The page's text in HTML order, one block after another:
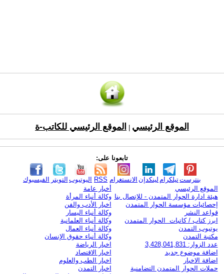
الموقع الرئيسي الموقع الرئيسي للكاتب-ة
تابعونا على:
الفيسبوك التويتر اليوتيوب RSS الانستغرام لينكدإن تيلكرامبنترست
الموقع الرئيسي
هيئة ادارة الحوار المتمدن - للإتصال بنا
إحصائيات مؤسسة الحوار المتمدن
قواعد النشر
ابرز كتاب / كاتبات الحوار المتمدن
يوتيوب التمدن
مكتبة التمدن
عدد الزوار: 3,428,041,831
اضافة موضوع جديد
اضافة الاخبار
حملات الحوار المتمدن التضامنية
أخبار عامة
وكالة أنباء المرأة
اخبار الأدب والفن
وكالة أنباء اليسار
وكالة أنباء العلمانية
وكالة أنباء العمال
وكالة أنباء حقوق الإنسان
اخبار الرياضة
اخبار الاقتصاد
اخبار الطب والعلوم
اخبار التمدن